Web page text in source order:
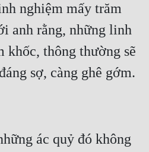
nghiệm mấy trăm
anh rằng, những linh
khốc, thông thường sẽ
ác quỷ đó không